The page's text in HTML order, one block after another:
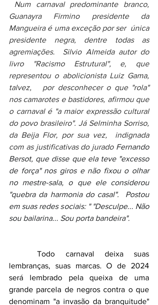
Num carnaval predominante branco,
Guanayra Firmino presidente da
Mangueira é uma exceção por ser  única
presidente negra, dentre todas as
agremiações.  Silvio Almeida autor do
livro "Racismo Estrutural", e, que
representou o abolicionista Luiz Gama,
talvez,   por desconhecer o que "rola"
nos camarotes e bastidores, afirmou que
o carnaval é "a maior expressão cultural
do povo brasileiro". Já Selminha Sorriso,
da Beija Flor, por sua vez,  indignada
com as justificativas do jurado Fernando
Bersot, que disse que ela teve "excesso
de força" nos giros e não fixou o olhar
no mestre-sala, o que ele considerou
"quebra da harmonia do casal".  Postou
em suas redes sociais: " "Desculpe... Não
sou bailarina... Sou porta bandeira".
Todo carnaval deixa suas
lembranças, suas marcas. O de 2024
será lembrado pela queixa de uma
grande parcela de negros contra o que
denominam "a invasão da branquitude"